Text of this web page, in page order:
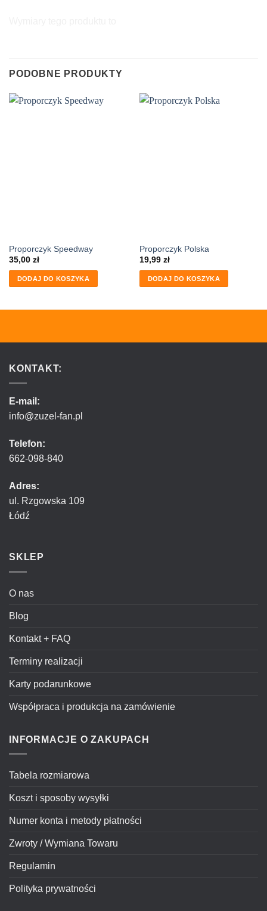
PODOBNE PRODUKTY
Proporczyk Speedway
35,00 zł
DODAJ DO KOSZYKA
Proporczyk Polska
19,99 zł
DODAJ DO KOSZYKA
KONTAKT:
E-mail:
info@zuzel-fan.pl
Telefon:
662-098-840
Adres:
ul. Rzgowska 109
Łódź
SKLEP
O nas
Blog
Kontakt + FAQ
Terminy realizacji
Karty podarunkowe
Współpraca i produkcja na zamówienie
INFORMACJE O ZAKUPACH
Tabela rozmiarowa
Koszt i sposoby wysyłki
Numer konta i metody płatności
Zwroty / Wymiana Towaru
Regulamin
Polityka prywatności